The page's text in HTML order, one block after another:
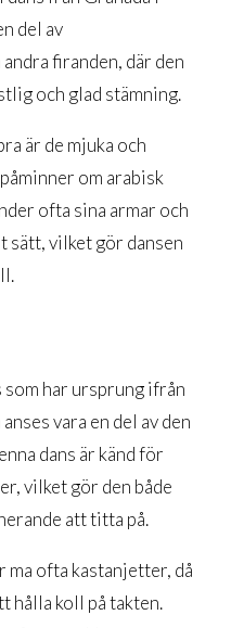
del av
firanden, där den
och glad stämning.
är de mjuka och
om arabisk
ofta sina armar och
vilket gör dansen
som har ursprung ifrån
vara en del av den
dans är känd för
vilket gör den både
att titta på.
ma ofta kastanjetter, då
hålla koll på takten.